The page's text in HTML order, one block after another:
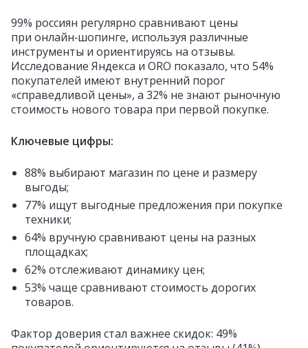
99% россиян регулярно сравнивают цены
при онлайн‑шопинге, используя различные
инструменты и ориентируясь на отзывы.
Исследование Яндекса и ORO показало, что 54%
покупателей имеют внутренний порог
«справедливой цены», а 32% не знают рыночную
стоимость нового товара при первой покупке.
Ключевые цифры:
88% выбирают магазин по цене и размеру
выгоды;
77% ищут выгодные предложения при покупке
техники;
64% вручную сравнивают цены на разных
площадках;
62% отслеживают динамику цен;
53% чаще сравнивают стоимость дорогих
товаров.
Фактор доверия стал важнее скидок: 49%